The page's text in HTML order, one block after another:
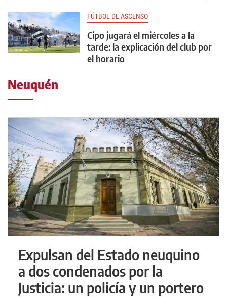
FÚTBOL DE ASCENSO
Cipo jugará el miércoles a la
tarde: la explicación del club por
el horario
Neuquén
Expulsan del Estado neuquino
a dos condenados por la
Justicia: un policía y un portero